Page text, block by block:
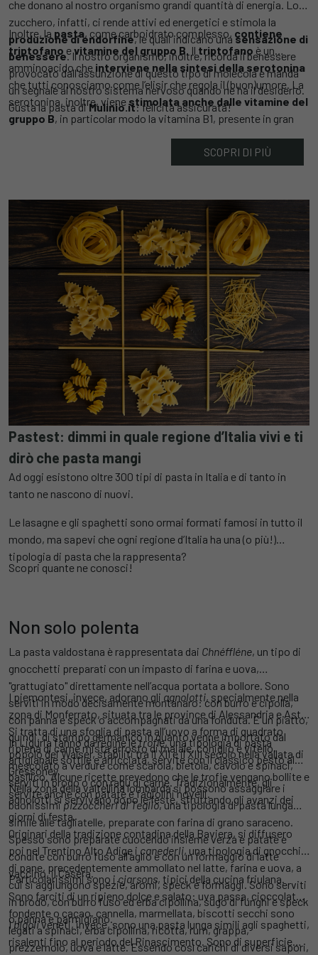
che donano al nostro organismo grandi quantità di energia. Lo
zucchero, infatti, ci rende attivi ed energetici e stimola la
produzione di endorfine, le quali indicano una sensazione di
benessere. Il nostro organismo, inoltre, ricorda il benessere
provocato dall’assunzione di questo tipo di molecola e manda
un segnale al nostro sistema nervoso quando ne ha il desiderio.
Inoltre, la pasta, come carboidrato complesso, contiene
triptofano evitamine del gruppo B . Il triptofano è un
amminoacido che interviene nella sintesi della serotonina
che tutti conosciamo come l’elisir che regola il (buon)umore. La
serotonina, inoltre, vienestimolata anche dalle vitamine del
gruppo B, in particolar modo la vitamina B1, presente in gran
Gusta la pasta diMulinio.it: felicità assicurata!
SCOPRI DI PIÙ
Pastest: dimmi in quale regione d’Italia vivi e ti
dirò che pasta mangi
Ad oggi esistono oltre 300 tipi di pasta in Italia e di tanto in
tanto ne nascono di nuovi.
Le lasagne e gli spaghetti sono ormai formati famosi in tutto il
mondo, ma sapevi che ogni regione d’Italia ha una (o più!)
tipologia di pasta che la rappresenta?
Scopri quante ne conosci!
Non solo polenta
La pasta valdostana è rappresentata dai Chnéffléne, un tipo di
gnocchetti preparati con un impasto di farina e uova,
"grattugiato" direttamente nell’acqua portata a bollore. Sono
serviti in modo decisamente montanaro: con burro e cipolla,
con panna e speck o accompagnati da una fonduta. È un piatto,
quindi, di stampo germanico in quanto venne importato dal
popolo dei Walser, stabiliti tra il XII e il XIII secolo nella vallata di
Gressoney.
I piemontesi, invece, adorano gli agnolotti, specialmente nella
zona di Monferrato, situata tra le province di Alessandria e Asti.
Si tratta di una sfoglia di pasta all’uovo a forma di quadrato
ripiena di carne mista arrosto di maiale, coniglio e vitello,
mescolato a verdure come scarola, bietola, cavolo e spinaci,
serviti in brodo o con ragù di carne. Tradizionalmente, gli
agnolotti si servivano dopo le feste, sfruttando gli avanzi dei
giorni di festa.
In Liguria fanno da regine letrofie, una tipologia di pasta
artigianale sottile e arricciata, servite con il classico pesto al
basilico. Alcune ricette prevedono che le trofie vengano bollite e
servite anche con patate e fagiolini novelli.
Nella zona della valtellina lombarda si possono assaggiare i
buonissimi pizzoccheri di Teglio, una tipologia di pasta lunga
simile alle tagliatelle, preparate con farina di grano saraceno.
Spesso sono preparate cuocendo insieme verza e patate e
condite con burro fuso all’aglio e con un formaggio di latte
vaccino, il Casera.
Originari della tradizione contadina della Baviera, si diffusero
poi nel Trentino Alto Adige i canederli, una tipologia di gnocchi
di pane, precedentemente ammollato nel latte, farina e uova, a
cui si aggiungono spezie, aromi, speck e formaggi. Sono serviti
in brodo, con burro fuso ed erba cipollina, sugo di funghi e speck
o panna e parmigiano.
Particolarissimi sono icjarsons, tipici della cucina friulana.
Sono farciti di un ripieno dolce e salato: uva passa, cioccolato
fondente o cacao, cannella, marmellata, biscotti secchi sono
legati a spinaci, erba cipollina, ricotta, rum, grappa,
prezzemolo, uova e latte. Essendo così carichi di diversi sapori,
Ibigoliveneti, invece, sono una pasta lunga simili agli spaghetti,
risalenti fino al periodo del Rinascimento. Sono di superficie